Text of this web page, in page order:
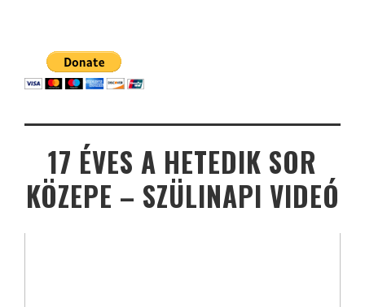
17 ÉVES A HETEDIK SOR
KÖZEPE – SZÜLINAPI VIDEÓ